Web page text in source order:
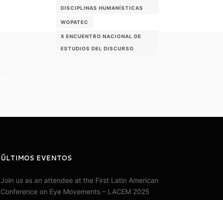
DISCIPLINAS HUMANÍSTICAS
WOPATEC
X ENCUENTRO NACIONAL DE
ESTUDIOS DEL DISCURSO
ÚLTIMOS EVENTOS
Join us as an attendee at the First Latin American
Conference on Eye Movements – LACEM 2025